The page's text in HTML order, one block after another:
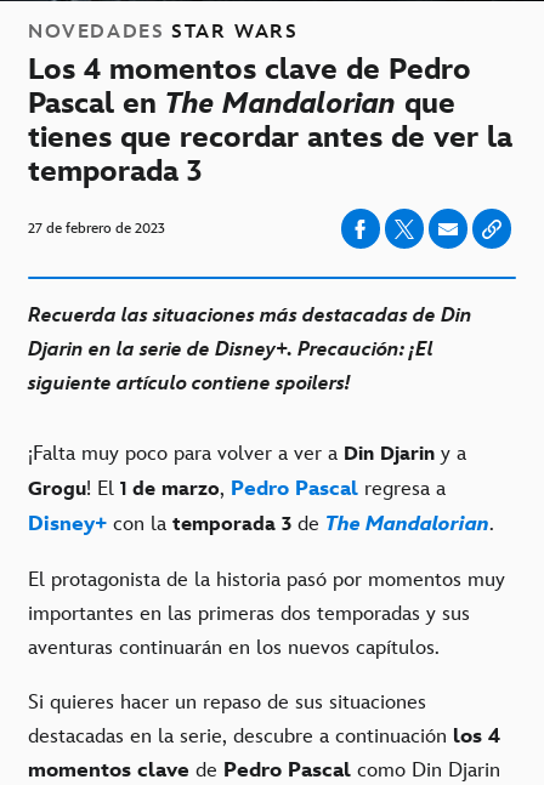
NOVEDADES STAR WARS
Los 4 momentos clave de Pedro
Pascal en The Mandalorian que
tienes que recordar antes de ver la
temporada 3
27 de febrero de 2023
Recuerda las situaciones más destacadas de Din
Djarin en la serie de Disney+. Precaución: ¡El
siguiente artículo contiene spoilers!
¡Falta muy poco para volver a ver a Din Djarin y a
Grogu! El 1 de marzo, Pedro Pascal regresa a
Disney+ con la temporada 3 de The Mandalorian.
El protagonista de la historia pasó por momentos muy
importantes en las primeras dos temporadas y sus
aventuras continuarán en los nuevos capítulos.
Si quieres hacer un repaso de sus situaciones
destacadas en la serie, descubre a continuación los 4
momentos clave de Pedro Pascal como Din Djarin